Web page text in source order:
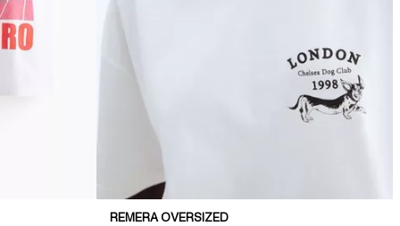
REMERA OVERSIZED